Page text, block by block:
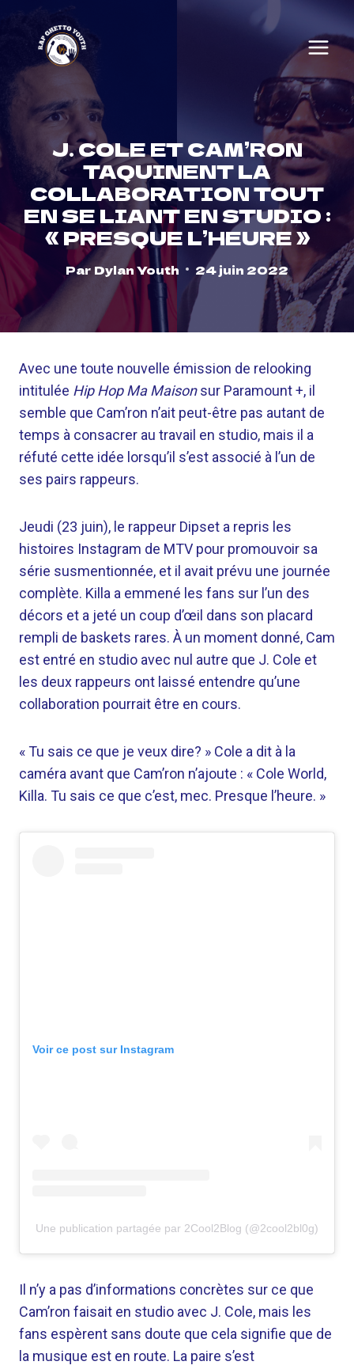
content
J. COLE ET CAM’RON
TAQUINENT LA
COLLABORATION TOUT
EN SE LIANT EN STUDIO :
« PRESQUE L’HEURE »
Par Dylan Youth 24 juin 2022
Avec une toute nouvelle émission de relooking
intitulée Hip Hop Ma Maisonsur Paramount +, il
semble que Cam’ron n’ait peut-être pas autant de
temps à consacrer au travail en studio, mais il a
réfuté cette idée lorsqu’il s’est associé à l’un de
ses pairs rappeurs.
Jeudi (23 juin), le rappeur Dipset a repris les
histoires Instagram de MTV pour promouvoir sa
série susmentionnée, et il avait prévu une journée
complète. Killa a emmené les fans sur l’un des
décors et a jeté un coup d’œil dans son placard
rempli de baskets rares. À un moment donné, Cam
est entré en studio avec nul autre que J. Cole et
les deux rappeurs ont laissé entendre qu’une
collaboration pourrait être en cours.
« Tu sais ce que je veux dire? » Cole a dit à la
caméra avant que Cam’ron n’ajoute : « Cole World,
Killa. Tu sais ce que c’est, mec. Presque l’heure. »
Voir ce post sur Instagram
Une publication partagée par 2Cool2Blog (@2cool2bl0g)
Il n’y a pas d’informations concrètes sur ce que
Cam’ron faisait en studio avec J. Cole, mais les
fans espèrent sans doute que cela signifie que de
la musique est en route. La paire s’est